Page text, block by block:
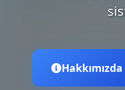
Hakkımızda